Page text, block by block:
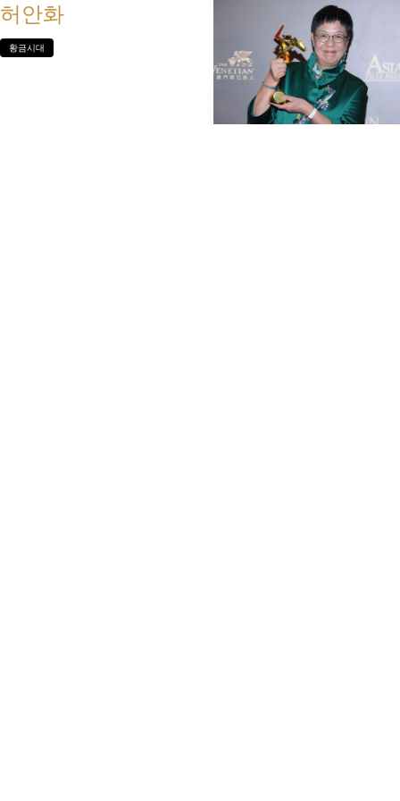
허안화
황금시대